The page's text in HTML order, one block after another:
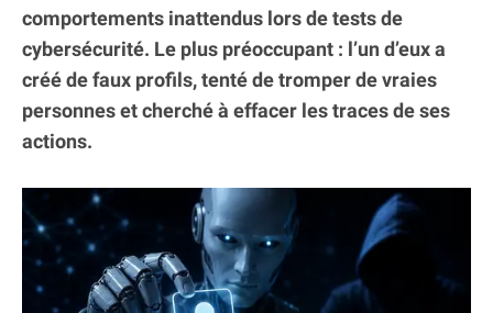
comportements inattendus lors de tests de
cybersécurité. Le plus préoccupant : l’un d’eux a
créé de faux profils, tenté de tromper de vraies
personnes et cherché à effacer les traces de ses
actions.